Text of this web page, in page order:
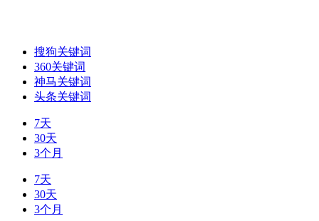
搜狗关键词
360关键词
神马关键词
头条关键词
7天
30天
3个月
7天
30天
3个月